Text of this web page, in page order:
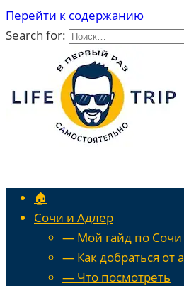
Перейти к содержанию
Search for:
🏠
Сочи и Адлер
— Мой гайд по Сочи
— Как добраться от
— Что посмотреть